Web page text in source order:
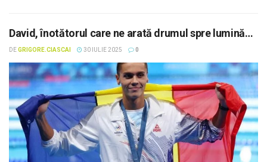
David, înotătorul care ne arată drumul spre lumină…
DEGRIGORE.CIASCAI 30 IULIE 2025 0